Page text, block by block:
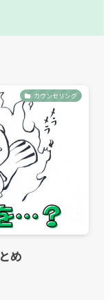
カウンセリング
め